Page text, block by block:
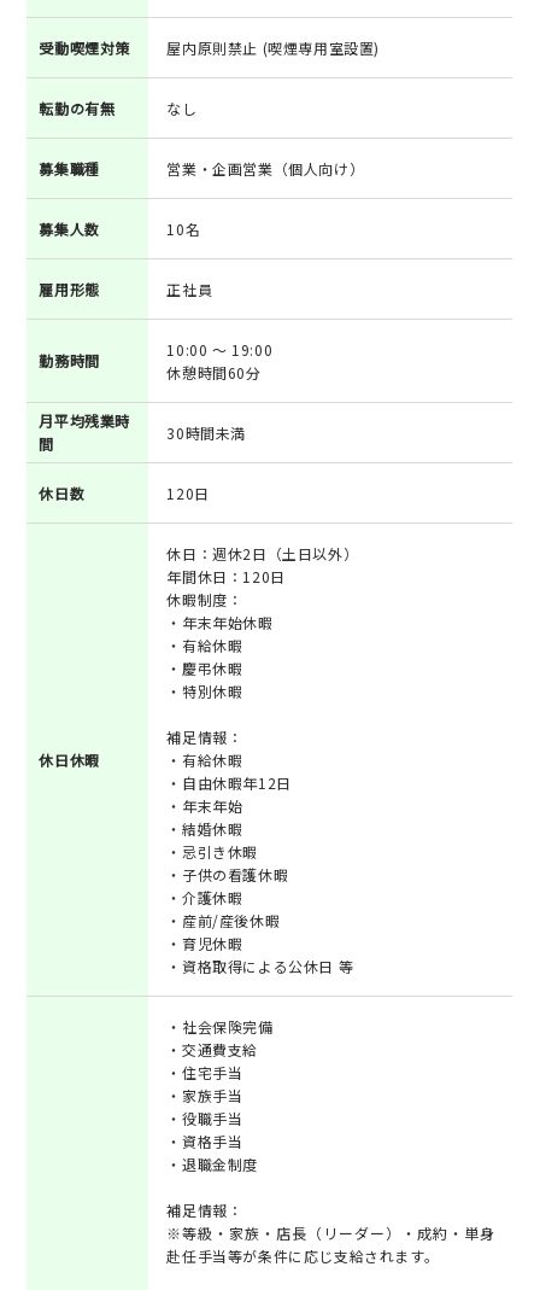
受動喫煙対策 屋内原則禁止 (喫煙専用室設置)
転勤の有無 なし
募集職種 営業・企画営業（個人向け）
募集人数 10名
雇用形態 正社員
勤務時間
10:00 ～ 19:00
休憩時間60分
月平均残業時
間
30時間未満
休日数 120日
休日休暇
休日：週休2日（土日以外）
年間休日：120日
休暇制度：
・年末年始休暇
・有給休暇
・慶弔休暇
・特別休暇
補足情報：
・有給休暇
・自由休暇年12日
・年末年始
・結婚休暇
・忌引き休暇
・子供の看護休暇
・介護休暇
・産前/産後休暇
・育児休暇
・資格取得による公休日 等
・社会保険完備
・交通費支給
・住宅手当
・家族手当
・役職手当
・資格手当
・退職金制度
補足情報：
※等級・家族・店長（リーダー）・成約・単身
赴任手当等が条件に応じ支給されます。